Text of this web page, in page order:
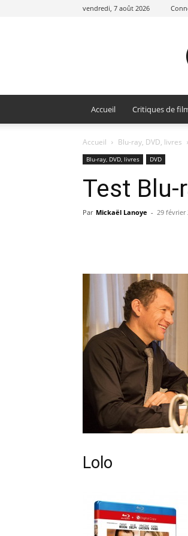
vendredi, 7 août 2026
Accueil Critiques de
Accueil Blu-ray, DVD, livres
Blu-ray, DVD, livres DVD
Test Blu-
Par Mickaël Lanoye - 29 février
Lolo